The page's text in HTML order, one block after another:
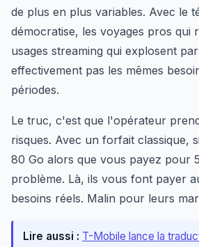
de plus en plus variables. Avec le
démocratise, les voyages pros qui
usages streaming qui explosent
effectivement pas les mêmes
périodes.
Le truc, c'est que l'opérateur
risques. Avec un forfait classique,
80 Go alors que vous payez pour
problème. Là, ils vous font payer
besoins réels. Malin pour leurs
Lire aussi : T-Mobile lance la